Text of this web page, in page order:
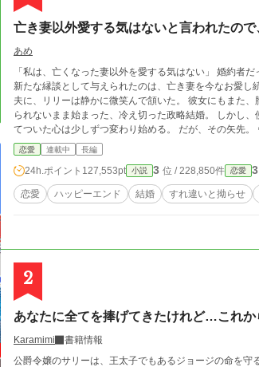
亡き妻以外愛する気はないと言われたので
あめ
「私は、亡くなった妻以外を愛する気はない」 婚約者だった第一王子は、想い人の侍女と駆け落ちした。 残された侯爵令嬢リリーに
新たな縁談として与えられたのは、亡き妻を今なお愛し続ける英雄・辺境伯ヴィ
夫に、リリーは静かに微笑んで頷いた。 彼女にもまた、胸の奥にしまい続ける”忘れられない人”がいたから。 互いに愛する人を忘れ
られないまま始まった、冷え切った政略結婚。 しかし、使用人や領民から慕われるリリーの優しさに触れるうち、ヴィンセントの凍
てついた心は少しずつ変わり始める。 だが、その矢先。 ヴィンセントは、リリーが一人の男と親しげに語り合う姿を目撃してしま
う。 「あの男は何だ」 「私の初恋の人です。……今も、その人だけを想っています」 激しく動揺し、彼女を責めるヴィンセント。
そんな夫を見つめ、リリーは不思議そうに首を傾げた。 「旦那様だって、奥様以外は愛する気はないと仰っていたじゃないですか」
亡き妻だけを愛すると誓った男と、叶わない初恋を胸にしまい続ける女。 叶わないであろう恋に身を
____ 毎日7:30、18時、21時に投稿します。 不定期で
恋愛 連載中 長編
24h.ポイント 127,553pt 小説 3 位 / 228,850件 恋愛 3
恋愛 ハッピーエンド 結婚 すれ違いと拗らせ
2
あなたに全てを捧げてきたけれど…これ
Karamimi
書籍情報
公爵令嬢のサリーは、王太子でもあるジョージの命を